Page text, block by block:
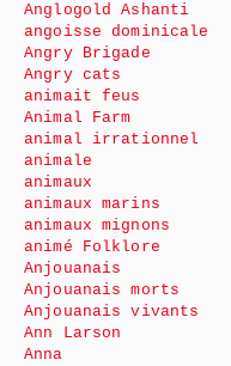
Anglogold Ashanti
angoisse dominicale
Angry Brigade
Angry cats
animait feus
Animal Farm
animal irrationnel
animale
animaux
animaux marins
animaux mignons
animé Folklore
Anjouanais
Anjouanais morts
Anjouanais vivants
Ann Larson
Anna